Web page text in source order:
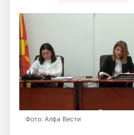
Фото: Алфа Вести